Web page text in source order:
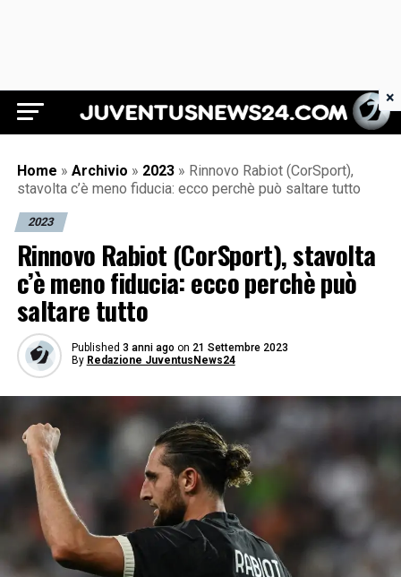
Juventus News 24
Home » Archivio » 2023 » Rinnovo Rabiot (CorSport),
stavolta c’è meno fiducia: ecco perchè può saltare tutto
2023
Rinnovo Rabiot (CorSport), stavolta
c’è meno fiducia: ecco perchè può
saltare tutto
Published 3 anni ago on 21 Settembre 2023
By Redazione JuventusNews24
×